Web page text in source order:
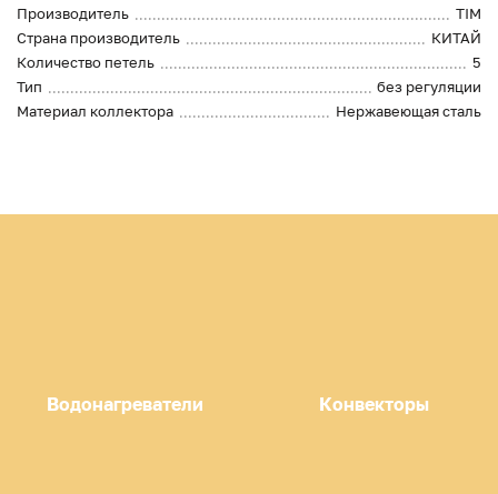
Производитель
TIM
Страна производитель
КИТАЙ
Количество петель
5
Тип
без регуляции
Материал коллектора
Нержавеющая сталь
Водонагреватели Конвекторы